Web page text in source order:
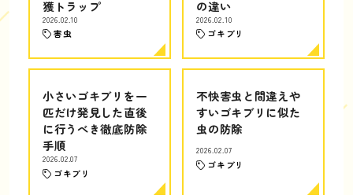
獲トラップ
2026.02.10
害虫
の違い
2026.02.10
ゴキブリ
小さいゴキブリを一
匹だけ発見した直後
に行うべき徹底防除
手順
2026.02.07
ゴキブリ
不快害虫と間違えや
すいゴキブリに似た
虫の防除
2026.02.07
ゴキブリ